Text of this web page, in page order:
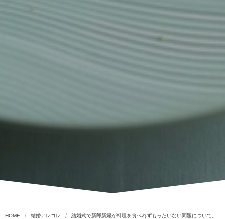
HOME 結婚アレコレ
結婚式で新郎新婦が料理を食べれずもったいない問題について。